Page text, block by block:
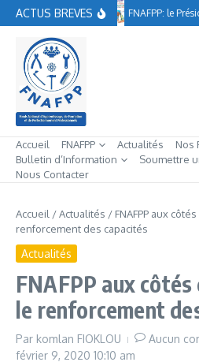
Aller au contenu
ACTUS BREVES FNAFPP: le
Accueil FNAFPP Actualités
Nos
Bulletin d’Information
Soumettre
Nous Contacter
Accueil /Actualités / FNAFPP aux
renforcement des capacités
Actualités
FNAFPP aux côtés
le renforcement
Par komlan FIOKLOU
Aucun
février 9, 2020 10:10 am